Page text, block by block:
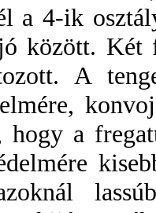
a 4-ik
között. Két
A
hogy a